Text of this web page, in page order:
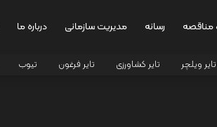
مناقصه رسانه مدیریت سازمانی درباره ما
تایر ویلچر تایر کشاورزی تایر فرغون تیوب